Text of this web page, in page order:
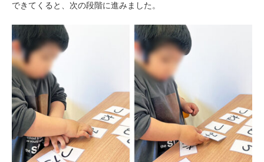
できてくると、次の段階に進みました。